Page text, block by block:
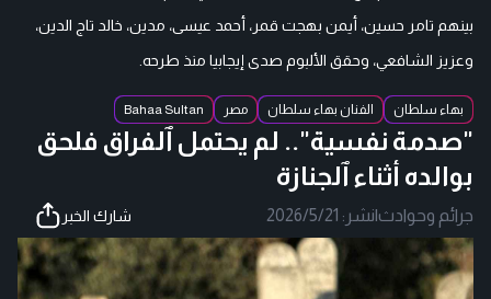
بينهم تامر حسين، أيمن بهجت قمر، أحمد عيسى، مدين، خالد تاج الدين،
وعزيز الشافعي، وحقق الألبوم صدى إيجابيا منذ طرحه.
بهاء سلطان الفنان بهاء سلطان مصر Bahaa Sultan
"صدمة نفسية".. لم يحتمل ٱلفراق فلحق
بوالده أثناء ٱلجنازة
جرائم وحوادث|نشر: 2026/5/21 شارك الخبر